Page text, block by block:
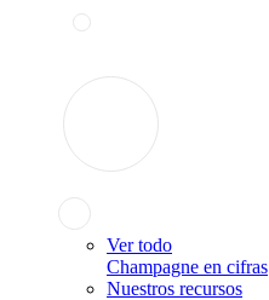
Ver todo
Champagne en cifras
Nuestros recursos